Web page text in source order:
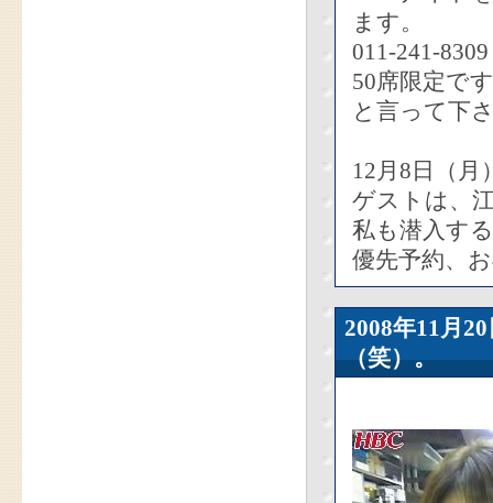
ます。
011-241-
50席限定で
と言って下
12月8日（
ゲストは、
私も潜入す
優先予約、
2008年11
（笑）。